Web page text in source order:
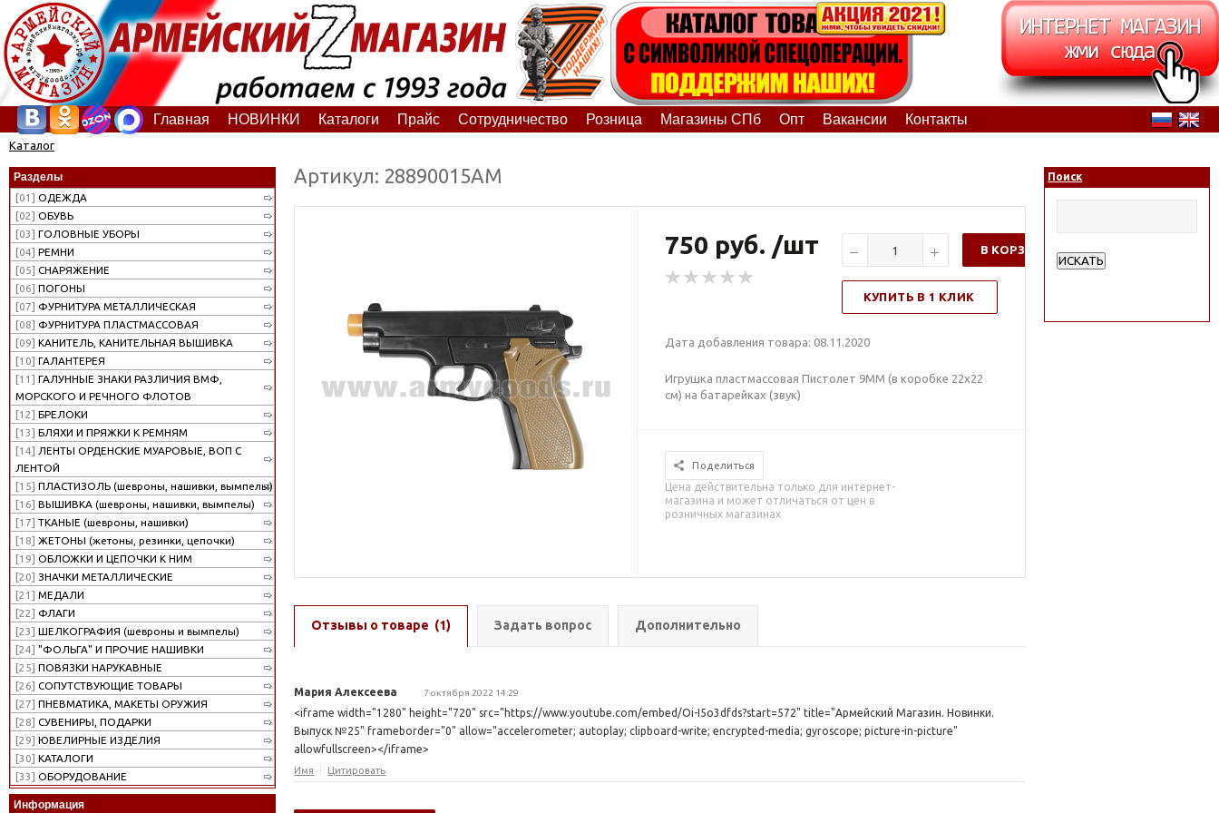
Главная НОВИНКИ Каталоги Прайс Сотрудничество Розница Магазины СПб Опт Вакансии Контакты
Каталог
Разделы
[01] ОДЕЖДА
[02] ОБУВЬ
[03] ГОЛОВНЫЕ УБОРЫ
[04] РЕМНИ
[05] СНАРЯЖЕНИЕ
[06] ПОГОНЫ
[07] ФУРНИТУРА МЕТАЛЛИЧЕСКАЯ
[08] ФУРНИТУРА ПЛАСТМАССОВАЯ
[09] КАНИТЕЛЬ, КАНИТЕЛЬНАЯ ВЫШИВКА
[10] ГАЛАНТЕРЕЯ
[11] ГАЛУННЫЕ ЗНАКИ РАЗЛИЧИЯ ВМФ,
МОРСКОГО И РЕЧНОГО ФЛОТОВ
[12] БРЕЛОКИ
[13] БЛЯХИ И ПРЯЖКИ К РЕМНЯМ
[14] ЛЕНТЫ ОРДЕНСКИЕ МУАРОВЫЕ, ВОП С
ЛЕНТОЙ
[15] ПЛАСТИЗОЛЬ (шевроны, нашивки, вымпелы)
[16] ВЫШИВКА (шевроны, нашивки, вымпелы)
[17] ТКАНЫЕ (шевроны, нашивки)
[18] ЖЕТОНЫ (жетоны, резинки, цепочки)
[19] ОБЛОЖКИ И ЦЕПОЧКИ К НИМ
[20] ЗНАЧКИ МЕТАЛЛИЧЕСКИЕ
[21] МЕДАЛИ
[22] ФЛАГИ
[23] ШЕЛКОГРАФИЯ (шевроны и вымпелы)
[24] "ФОЛЬГА" И ПРОЧИЕ НАШИВКИ
[25] ПОВЯЗКИ НАРУКАВНЫЕ
[26] СОПУТСТВУЮЩИЕ ТОВАРЫ
[27] ПНЕВМАТИКА, МАКЕТЫ ОРУЖИЯ
[28] СУВЕНИРЫ, ПОДАРКИ
[29] ЮВЕЛИРНЫЕ ИЗДЕЛИЯ
[30] КАТАЛОГИ
[33] ОБОРУДОВАНИЕ
Информация
Артикул: 28890015АМ
750 руб. /шт В КОРЗИНУ
КУПИТЬ В 1 КЛИК
Дата добавления товара: 08.11.2020
Игрушка пластмассовая Пистолет 9ММ (в коробке 22x22
см) на батарейках (звук)
Поделиться
Цена действительна только для интернет-
магазина и может отличаться от цен в
розничных магазинах
Отзывы о товаре (1) Задать вопрос Дополнительно
Мария Алексеева 7 октября 2022 14:29
<iframe width="1280" height="720" src="https://www.youtube.com/embed/Oi-I5o3dfds?start=572" title="Армейский Магазин. Новинки.
Выпуск №25" frameborder="0" allow="accelerometer; autoplay; clipboard-write; encrypted-media; gyroscope; picture-in-picture"
allowfullscreen></iframe>
Имя Цитировать
Поиск
ИСКАТЬ